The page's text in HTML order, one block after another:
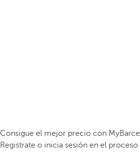
Consigue el mejor precio con
Registrate o inicia sesión en el